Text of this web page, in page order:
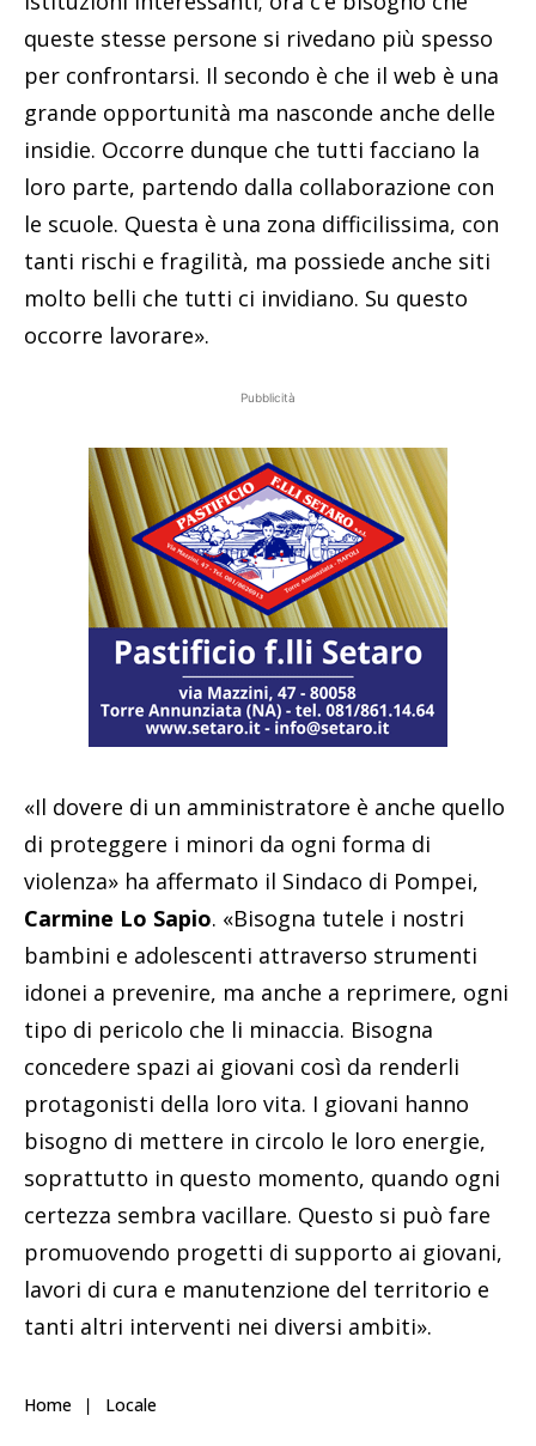
queste stesse persone si rivedano più spesso
per confrontarsi. Il secondo è che il web è una
grande opportunità ma nasconde anche delle
insidie. Occorre dunque che tutti facciano la
loro parte, partendo dalla collaborazione con
le scuole. Questa è una zona difficilissima, con
tanti rischi e fragilità, ma possiede anche siti
molto belli che tutti ci invidiano. Su questo
occorre lavorare».
Pubblicità
«Il dovere di un amministratore è anche quello
di proteggere i minori da ogni forma di
violenza» ha affermato il Sindaco di Pompei,
Carmine Lo Sapio. «Bisogna tutele i nostri
bambini e adolescenti attraverso strumenti
idonei a prevenire, ma anche a reprimere, ogni
tipo di pericolo che li minaccia. Bisogna
concedere spazi ai giovani così da renderli
protagonisti della loro vita. I giovani hanno
bisogno di mettere in circolo le loro energie,
soprattutto in questo momento, quando ogni
certezza sembra vacillare. Questo si può fare
promuovendo progetti di supporto ai giovani,
lavori di cura e manutenzione del territorio e
tanti altri interventi nei diversi ambiti».
Home Locale